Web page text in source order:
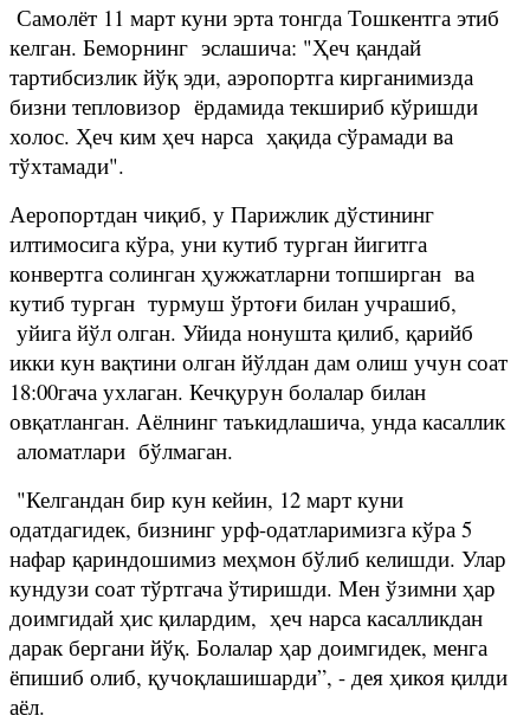
Самолёт 11 март куни эрта тонгда Тошкентга этиб
келган. Беморнинг эслашича: "Ҳеч қандай
тартибсизлик йўқ эди, аэропортга кирганимизда
бизни тепловизор ёрдамида текшириб кўришди
холос. Ҳеч ким ҳеч нарса ҳақида сўрамади ва
тўхтамади".
Аеропортдан чиқиб, у Парижлик дўстининг
илтимосига кўра, уни кутиб турган йигитга
конвертга солинган ҳужжатларни топширган ва
кутиб турган турмуш ўртоғи билан учрашиб,
уйига йўл олган. Уйида нонушта қилиб, қарийб
икки кун вақтини олган йўлдан дам олиш учун соат
18:00гача ухлаган. Кечқурун болалар билан
овқатланган. Аёлнинг таъкидлашича, унда касаллик
аломатлари бўлмаган.
"Келгандан бир кун кейин, 12 март куни
одатдагидек, бизнинг урф-одатларимизга кўра 5
нафар қариндошимиз меҳмон бўлиб келишди. Улар
кундузи соат тўртгача ўтиришди. Мен ўзимни ҳар
доимгидай ҳис қилардим, ҳеч нарса касалликдан
дарак бергани йўқ. Болалар ҳар доимгидек, менга
ёпишиб олиб, қучоқлашишарди”, - дея ҳикоя қилди
аёл.